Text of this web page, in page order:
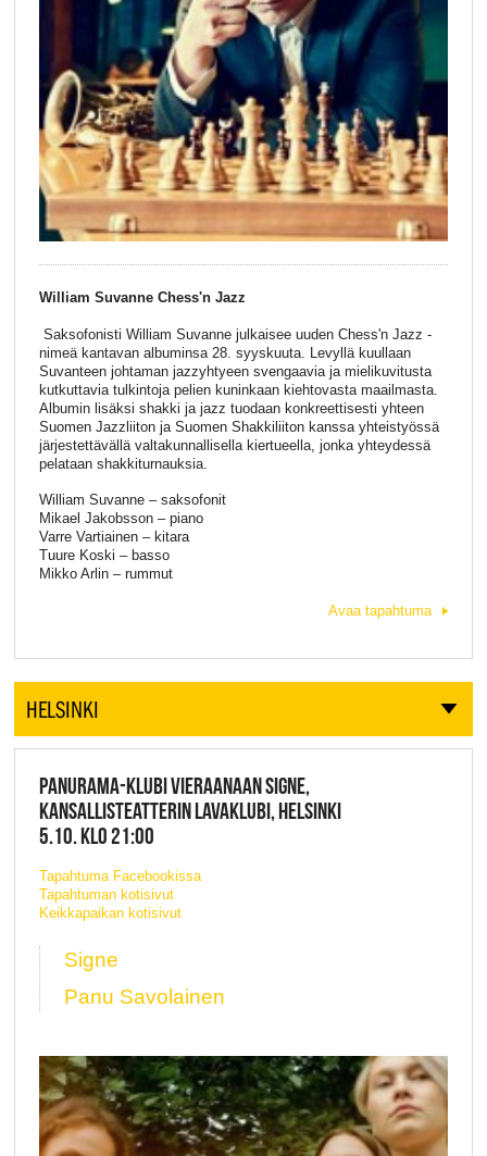
William Suvanne Chess'n Jazz
Saksofonisti William Suvanne julkaisee uuden Chess'n Jazz -
nimeä kantavan albuminsa 28. syyskuuta. Levyllä kuullaan
Suvanteen johtaman jazzyhtyeen svengaavia ja mielikuvitusta
kutkuttavia tulkintoja pelien kuninkaan kiehtovasta maailmasta.
Albumin lisäksi shakki ja jazz tuodaan konkreettisesti yhteen
Suomen Jazzliiton ja Suomen Shakkiliiton kanssa yhteistyössä
järjestettävällä valtakunnallisella kiertueella, jonka yhteydessä
pelataan shakkiturnauksia.
William Suvanne – saksofonit
Mikael Jakobsson – piano
Varre Vartiainen – kitara
Tuure Koski – basso
Mikko Arlin – rummut
Avaa tapahtuma
HELSINKI
PANURAMA-KLUBI VIERAANAAN SIGNE,
KANSALLISTEATTERIN LAVAKLUBI, HELSINKI
5.10. KLO 21:00
Tapahtuma Facebookissa
Tapahtuman kotisivut
Keikkapaikan kotisivut
Signe
Panu Savolainen